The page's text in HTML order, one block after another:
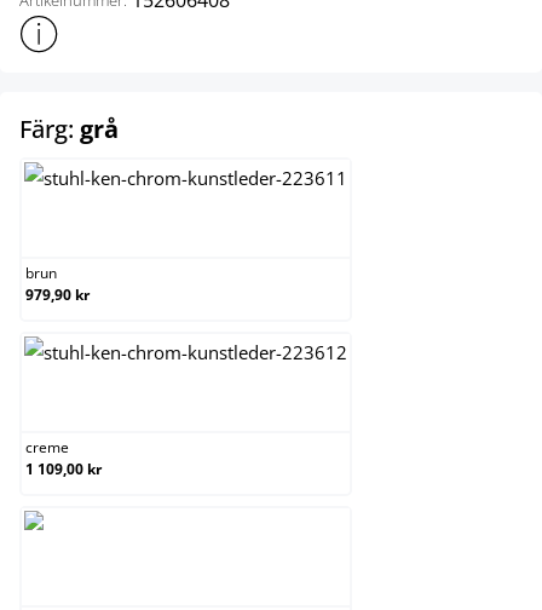
Visa mer produktinformation
Färg: grå
brun
979,90 kr
creme
1 109,00 kr